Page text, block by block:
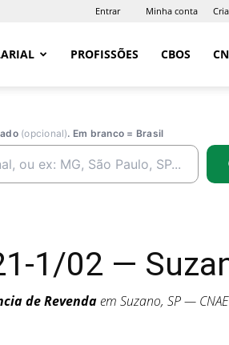
Entrar Minha conta
PROFISSÕES CBOS
(opcional). Em branco = Brasil
1/02 —
de Revendaem Suzano, SP —